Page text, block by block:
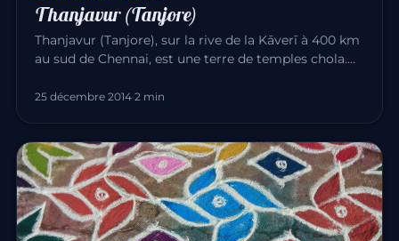
Thanjavur (Tanjore)
Thanjavur (Tanjore), sur la rive de la Kāverī à 400 km
au sud de Chennai, est une terre de temples chola.
25 décembre 2014·2 min